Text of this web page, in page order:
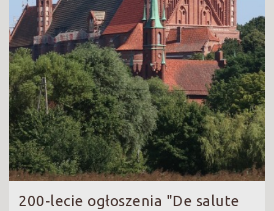
200-lecie ogłoszenia "De salute